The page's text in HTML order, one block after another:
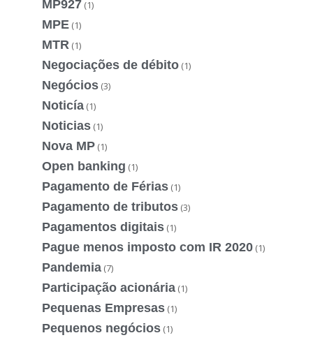
MP927 (1)
MPE (1)
MTR (1)
Negociações de débito (1)
Negócios (3)
Noticía (1)
Noticias (1)
Nova MP (1)
Open banking (1)
Pagamento de Férias (1)
Pagamento de tributos (3)
Pagamentos digitais (1)
Pague menos imposto com IR 2020 (1)
Pandemia (7)
Participação acionária (1)
Pequenas Empresas (1)
Pequenos negócios (1)